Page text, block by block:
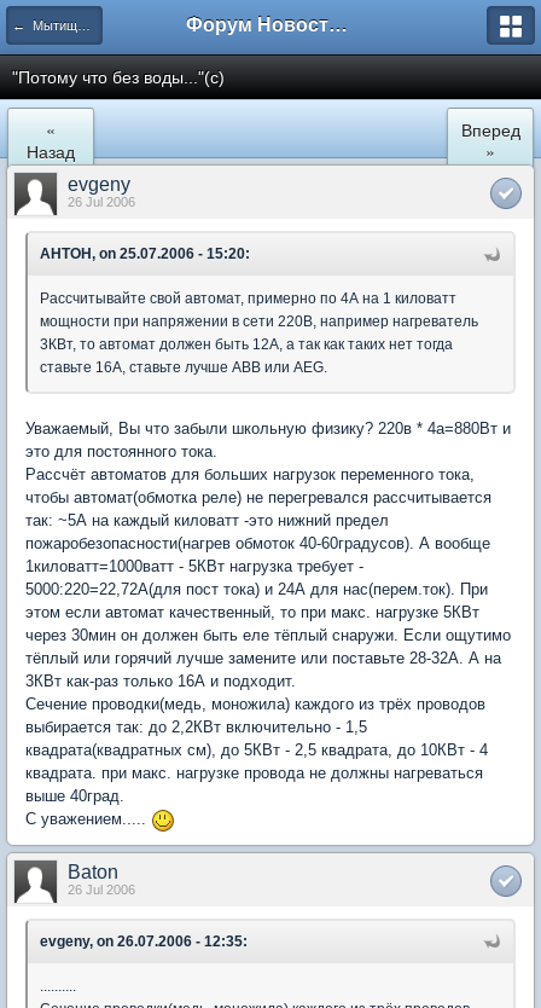
← Мытищи, Сукромка 21 Форум Новостройки
"Потому что без воды..."(с)
«
Назад
Вперед
»
evgeny
26 Jul 2006
AHTOH, on 25.07.2006 - 15:20:
Рассчитывайте свой автомат, примерно по 4А на 1 киловатт
мощности при напряжении в сети 220В, например нагреватель
3КВт, то автомат должен быть 12А, а так как таких нет тогда
ставьте 16А, ставьте лучше АВВ или AEG.
Уважаемый, Вы что забыли школьную физику? 220в * 4а=880Вт и
это для постоянного тока.
Рассчёт автоматов для больших нагрузок переменного тока,
чтобы автомат(обмотка реле) не перегревался рассчитывается
так: ~5А на каждый киловатт -это нижний предел
пожаробезопасности(нагрев обмоток 40-60градусов). А вообще
1киловатт=1000ватт - 5КВт нагрузка требует -
5000:220=22,72А(для пост тока) и 24А для нас(перем.ток). При
этом если автомат качественный, то при макс. нагрузке 5КВт
через 30мин он должен быть еле тёплый снаружи. Если ощутимо
тёплый или горячий лучше замените или поставьте 28-32А. А на
3КВт как-раз только 16А и подходит.
Сечение проводки(медь, моножила) каждого из трёх проводов
выбирается так: до 2,2КВт включительно - 1,5
квадрата(квадратных см), до 5КВт - 2,5 квадрата, до 10КВт - 4
квадрата. при макс. нагрузке провода не должны нагреваться
выше 40град.
С уважением.....
Baton
26 Jul 2006
evgeny, on 26.07.2006 - 12:35: